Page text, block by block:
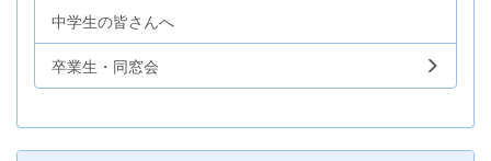
中学生の皆さんへ
卒業生・同窓会